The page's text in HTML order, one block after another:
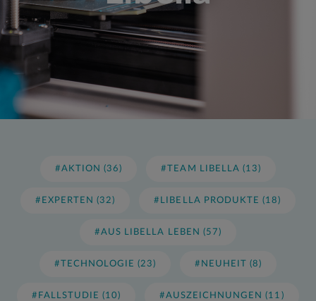
#AKTION (36) #TEAM LIBELLA (13)
#EXPERTEN (32) #LIBELLA PRODUKTE (18)
#AUS LIBELLA LEBEN (57)
#TECHNOLOGIE (23) #NEUHEIT (8)
#FALLSTUDIE (10) #AUSZEICHNUNGEN (11)